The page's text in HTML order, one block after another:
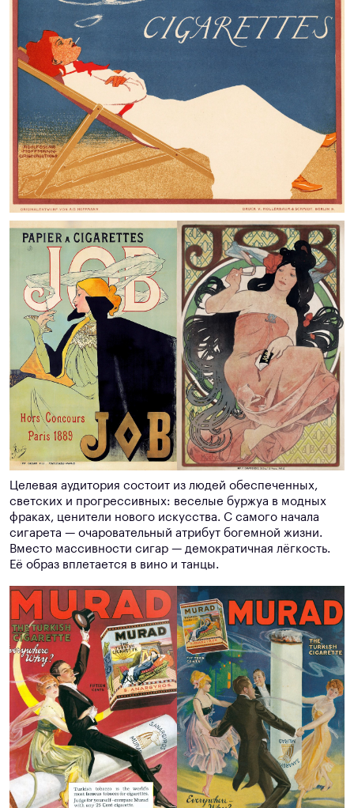
Целевая аудитория состоит из людей обеспеченных,
светских и прогрессивных: веселые буржуа в модных
фраках, ценители нового искусства. С самого начала
сигарета — очаровательный атрибут богемной жизни.
Вместо массивности сигар — демократичная лёгкость.
Её образ вплетается в вино и танцы.